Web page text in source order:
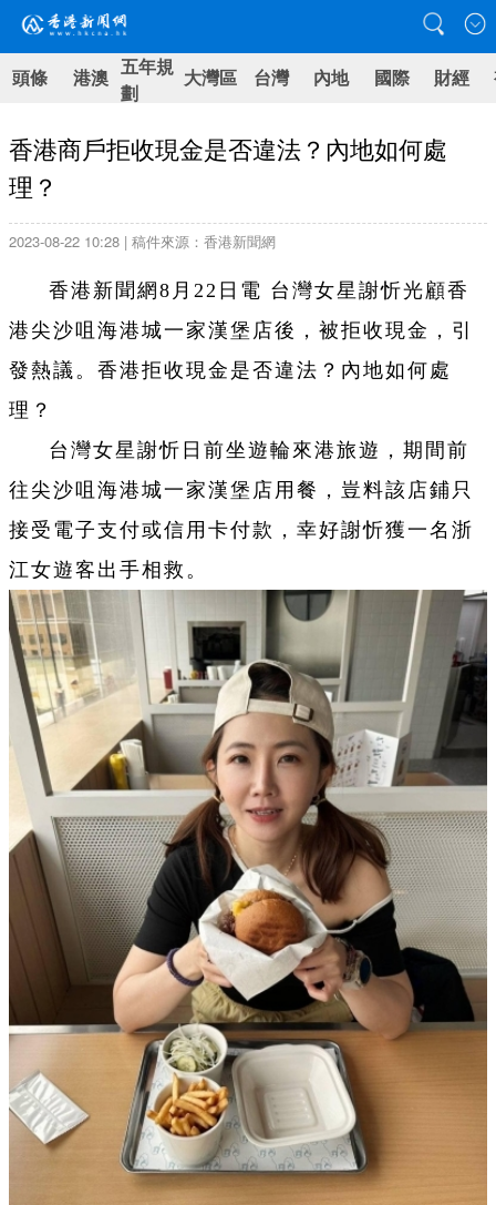
頭條 港澳 五年規
劃
大灣區 台灣 內地 國際 財經
香港商戶拒收現金是否違法？內地如何處
理？
2023-08-22 10:28 | 稿件來源：香港新聞網
香港新聞網8月22日電 台灣女星謝忻光顧香
港尖沙咀海港城一家漢堡店後，被拒收現金，引
發熱議。香港拒收現金是否違法？內地如何處
理？
台灣女星謝忻日前坐遊輪來港旅遊，期間前
往尖沙咀海港城一家漢堡店用餐，豈料該店鋪只
接受電子支付或信用卡付款，幸好謝忻獲一名浙
江女遊客出手相救。